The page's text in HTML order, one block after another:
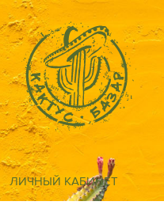
ЛИЧНЫЙ КАБИНЕТ